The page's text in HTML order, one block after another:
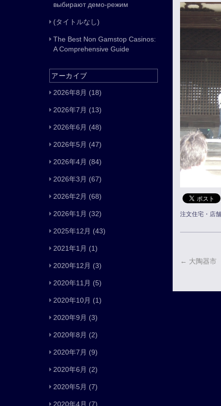
注文住宅・店
← 大陶器市
выбирают демо-режим
(タイトルなし)
The Best Non Gamstop Casinos:
A Comprehensive Guide
アーカイブ
2026年8月 (18)
2026年7月 (13)
2026年6月 (48)
2026年5月 (47)
2026年4月 (84)
2026年3月 (67)
2026年2月 (68)
2026年1月 (32)
2025年12月 (43)
2021年1月 (1)
2020年12月 (3)
2020年11月 (5)
2020年10月 (1)
2020年9月 (3)
2020年8月 (2)
2020年7月 (9)
2020年6月 (2)
2020年5月 (7)
2020年4月 (7)